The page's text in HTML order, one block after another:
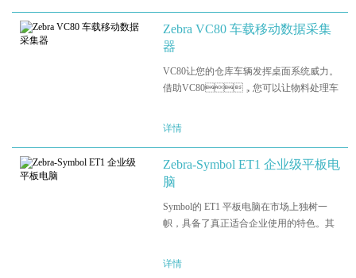
Zebra VC80 车载移动数据采集
器
VC80让您的仓库车辆发挥桌面系统威力。
借助VC80，您可以让物料处理车
以更快、更准确地完成任务。专门针对您
详情
Zebra-Symbol ET1 企业级平板电
脑
Symbol的 ET1 平板电脑在市场上独树一
帜，具备了真正适合企业使用的特色。其
企业级安全性、灵活性及管理性。其流畅
详情